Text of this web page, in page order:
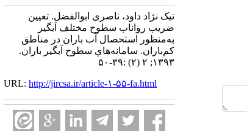
نیک نژاد داود، ناصری ابوالفضل. تعیین
ضریب رواناب سطوح مختلف آبگیر
به‌منظور استحصال آب باران در مناطق
کم‌باران. سامانه‌هاي سطوح آبگير باران.
۱۳۹۳; ۲ (۲) :۳۹-۵۰
URL: http://jircsa.ir/article-۱-۵۵-fa.html